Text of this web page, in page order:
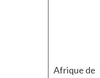
Afrique de